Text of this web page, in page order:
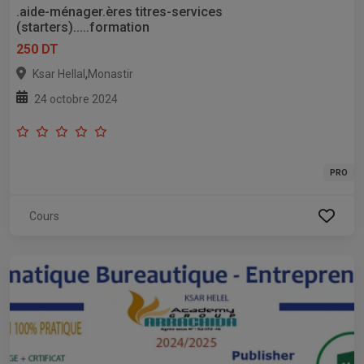
.aide-ménager.ères titres-services
(starters).....formation
250 DT
Ksar Hellal ,Monastir
24 octobre 2024
PRO
Cours